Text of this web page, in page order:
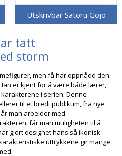
Utskrivbar Satoru Gojo
tatt
storm
men få har oppnådd den
er kjent for å være både lærer,
i serien. Denne
til et bredt publikum, fra nye
man arbeider med
får man muligheten til å
gjort designet hans så ikonisk.
uttrykkene gir mange